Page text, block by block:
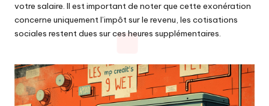
votre salaire. Il est important de noter que cette exonération
concerne uniquement l’impôt sur le revenu, les cotisations
sociales restent dues sur ces heures supplémentaires.